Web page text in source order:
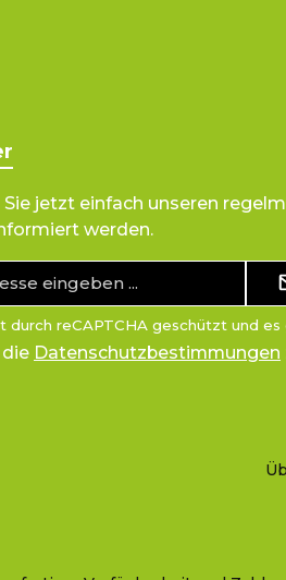
jetzt einfach unseren
werden.
durch reCAPTCHA geschützt und
die Datenschutzbestimmungen